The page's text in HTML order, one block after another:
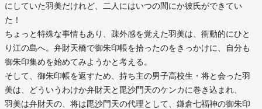
にしていた羽美だけれど、二人にはいつの間にか彼氏ができてい
た！
ちょっと特殊な事情もあり、疎外感を覚えた羽美は、衝動的にひと
り江の島へ。弁財天橋で御朱印帳を拾ったのをきっかけに、自分も
御朱印集めを始めてみようかと考える。
そして、御朱印帳を返すため、持ち主の男子高校生・将と会った羽
美は、どういうわけか弁財天と毘沙門天のケンカに巻き込まれ、
羽美は弁財天の、将は毘沙門天の代理として、鎌倉七福神の御朱印